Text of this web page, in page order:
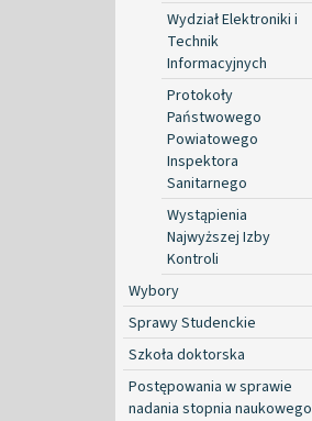
Wydział Elektroniki i
Technik
Informacyjnych
Protokoły
Państwowego
Powiatowego
Inspektora
Sanitarnego
Wystąpienia
Najwyższej Izby
Kontroli
Wybory
Sprawy Studenckie
Szkoła doktorska
Postępowania w sprawie
nadania stopnia naukowego